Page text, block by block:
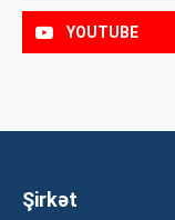
YOUTUBE
Şirkət